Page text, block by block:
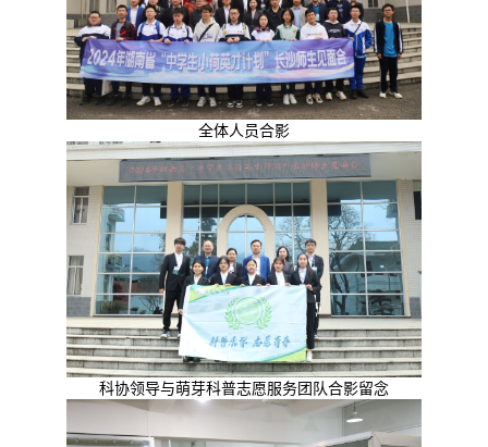
全体人员合影
科协领导与萌芽科普志愿服务团队合影留念